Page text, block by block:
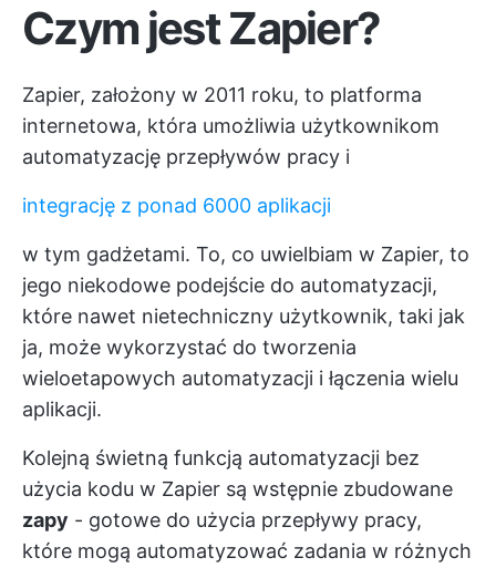
Czym jest Zapier?
Zapier, założony w 2011 roku, to platforma
internetowa, która umożliwia użytkownikom
automatyzację przepływów pracy i
integrację z ponad 6000 aplikacji
w tym gadżetami. To, co uwielbiam w Zapier, to
jego niekodowe podejście do automatyzacji,
które nawet nietechniczny użytkownik, taki jak
ja, może wykorzystać do tworzenia
wieloetapowych automatyzacji i łączenia wielu
aplikacji.
Kolejną świetną funkcją automatyzacji bez
użycia kodu w Zapier są wstępnie zbudowane
zapy - gotowe do użycia przepływy pracy,
które mogą automatyzować zadania w różnych